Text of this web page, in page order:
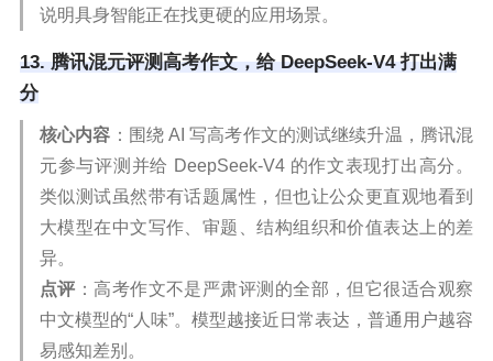
说明具身智能正在找更硬的应用场景。
13. 腾讯混元评测高考作文，给 DeepSeek-V4 打出满
分
核心内容 ：围绕 AI 写高考作文的测试继续升温，腾讯混
元参与评测并给 DeepSeek-V4 的作文表现打出高分。
类似测试虽然带有话题属性，但也让公众更直观地看到
大模型在中文写作、审题、结构组织和价值表达上的差
异。
点评 ：高考作文不是严肃评测的全部，但它很适合观察
中文模型的“人味”。模型越接近日常表达，普通用户越容
易感知差别。